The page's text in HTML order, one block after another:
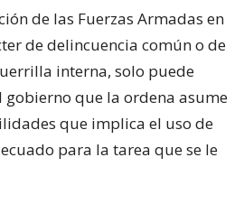
de las Fuerzas Armadas en
de delincuencia común o de
interna, solo puede
que la ordena asume
que implica el uso de
para la tarea que se le